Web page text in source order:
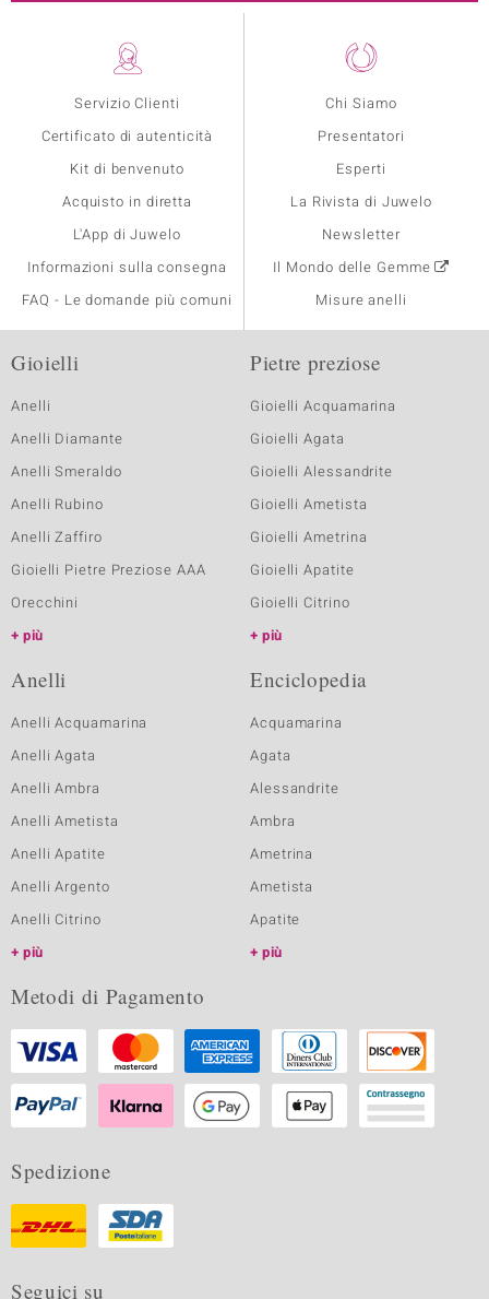
Servizio Clienti
Certificato di autenticità
Kit di benvenuto
Acquisto in diretta
L'App di Juwelo
Informazioni sulla consegna
FAQ - Le domande più comuni
Chi Siamo
Presentatori
Esperti
La Rivista di Juwelo
Newsletter
Il Mondo delle Gemme
Misure anelli
Gioielli
Anelli
Anelli Diamante
Anelli Smeraldo
Anelli Rubino
Anelli Zaffiro
Gioielli Pietre Preziose AAA
Orecchini
più
Pietre preziose
Gioielli Acquamarina
Gioielli Agata
Gioielli Alessandrite
Gioielli Ametista
Gioielli Ametrina
Gioielli Apatite
Gioielli Citrino
più
Anelli
Anelli Acquamarina
Anelli Agata
Anelli Ambra
Anelli Ametista
Anelli Apatite
Anelli Argento
Anelli Citrino
più
Enciclopedia
Acquamarina
Agata
Alessandrite
Ambra
Ametrina
Ametista
Apatite
più
Metodi di Pagamento
Spedizione
Seguici su